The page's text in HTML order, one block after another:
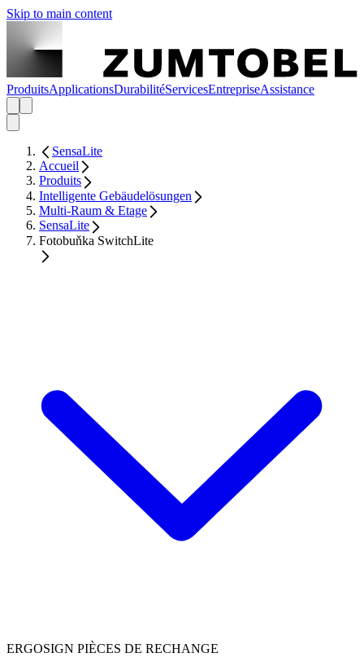
Skip to main content
ProduitsApplicationsDurabilitéServicesEntrepriseAssistance
SensaLite
Accueil
Produits
Intelligente Gebäudelösungen
Multi-Raum & Etage
SensaLite
Fotobuňka SwitchLite
ERGOSIGN PIÈCES DE RECHANGE